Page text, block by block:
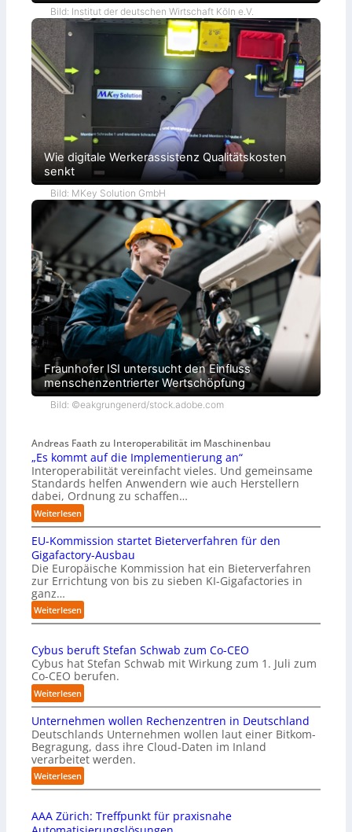
Bild: Institut der deutschen Wirtschaft Köln e.V.
Wie digitale Werkerassistenz Qualitätskosten
senkt
Bild: MKey Solution GmbH
Fraunhofer ISI untersucht den Einfluss
menschenzentrierter Wertschöpfung
Bild: ©eakgrungenerd/stock.adobe.com
Andreas Faath zu Interoperabilität im Maschinenbau
„Es kommt auf die Implementierung an“
Interoperabilität vereinfacht vieles. Und gemeinsame
Standards helfen Anwendern wie auch Herstellern
dabei, Ordnung zu schaffen…
Weiterlesen:
„
E
s
k
o
m
t
u
f
d
i
e
m
p
l
e
m
e
t
EU-Kommission startet Bieterverfahren für den
Gigafactory-Ausbau
Die Europäische Kommission hat ein Bieterverfahren
zur Errichtung von bis zu sieben KI-Gigafactories in
ganz…
Weiterlesen:
E
-
K
o
m
m
i
s
s
i
o
n
t
a
Cybus beruft Stefan Schwab zum Co-CEO
Cybus hat Stefan Schwab mit Wirkung zum 1. Juli zum
Co-CEO berufen.
Weiterlesen:
C
y
b
u
s
e
u
f
Unternehmen wollen Rechenzentren in Deutschland
Deutschlands Unternehmen wollen laut einer Bitkom-
Begragung, dass ihre Cloud-Daten im Inland
verarbeitet werden.
Weiterlesen:
U
t
e
AAA Zürich: Treffpunkt für praxisnahe